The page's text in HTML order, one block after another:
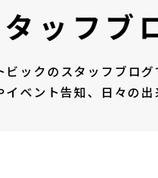
ッフブ
ビックのスタッフブログ
ベント告知、
日々の出